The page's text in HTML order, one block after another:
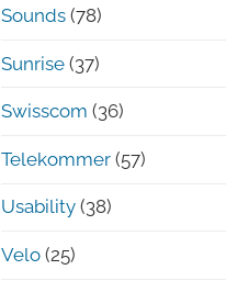
Sounds (78)
Sunrise (37)
Swisscom (36)
Telekommer (57)
Usability (38)
Velo (25)